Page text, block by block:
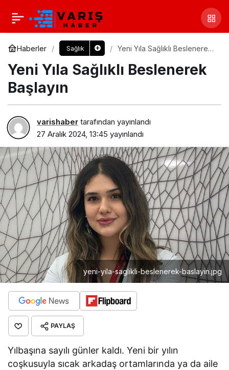
Haberler Sağlık
Yeni Yıla Sağlıklı Beslenerek
Yeni Yıla Sağlıklı Beslenerek
Başlayın
varishaber tarafından yayınlandı
27 Aralık 2024, 13:45 yayınlandı
yeni-yila-saglikli-beslenerek-baslayin.jpg
PAYLAŞ
Yılbaşına sayılı günler kaldı. Yeni bir yılın
coşkusuyla sıcak arkadaş ortamlarında ya da aile